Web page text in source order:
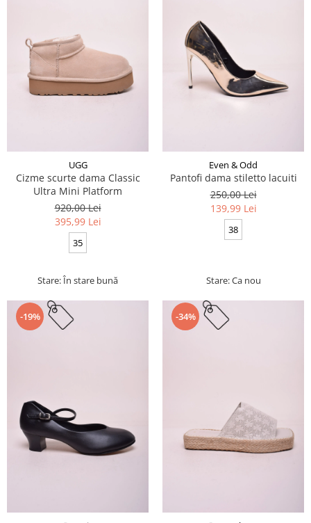
UGG
Cizme scurte dama Classic
Ultra Mini Platform
920,00 Lei
395,99 Lei
35
Stare: În stare bună
Even & Odd
Pantofi dama stiletto lacuiti
250,00 Lei
139,99 Lei
38
Stare: Ca nou
-19% -34%